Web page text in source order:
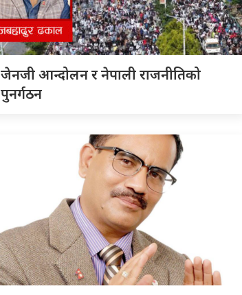
जेनजी आन्दोलन र नेपाली राजनीतिको
पुनर्गठन